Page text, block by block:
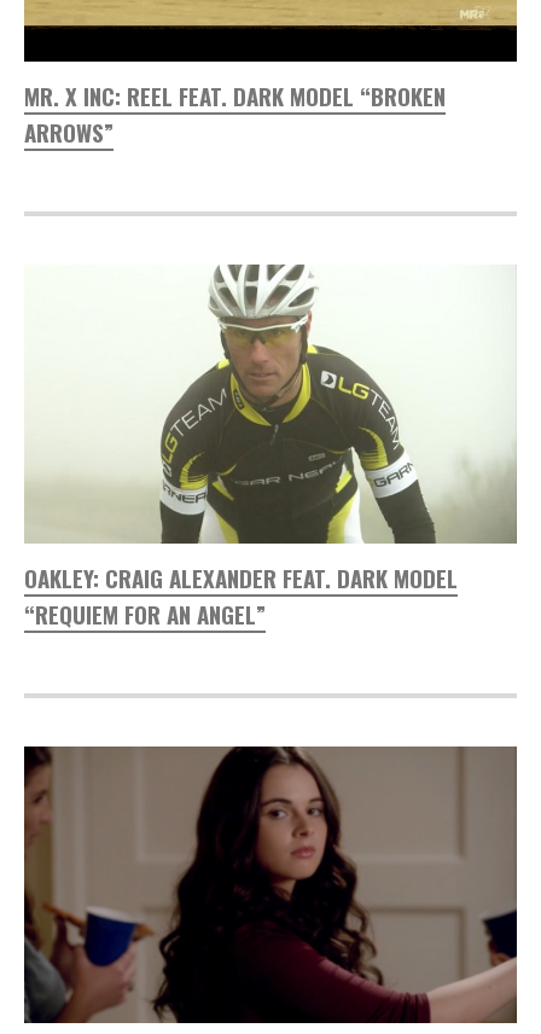
MR. X INC: REEL FEAT. DARK MODEL “BROKEN
ARROWS”
OAKLEY: CRAIG ALEXANDER FEAT. DARK MODEL
“REQUIEM FOR AN ANGEL”